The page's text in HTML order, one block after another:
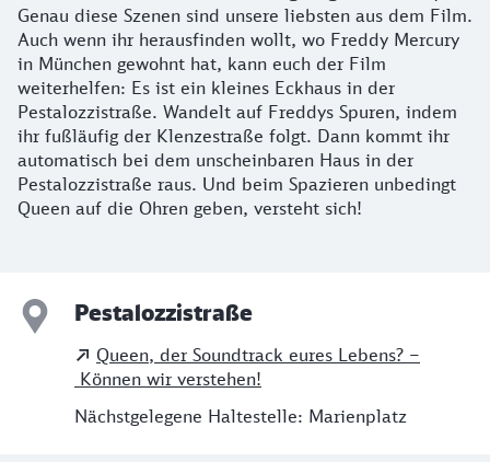
Genau diese Szenen sind unsere liebsten aus dem Film.
Auch wenn ihr herausfinden wollt, wo Freddy Mercury
in München gewohnt hat, kann euch der Film
weiterhelfen: Es ist ein kleines Eckhaus in der
Pestalozzistraße. Wandelt auf Freddys Spuren, indem
ihr fußläufig der Klenzestraße folgt. Dann kommt ihr
automatisch bei dem unscheinbaren Haus in der
Pestalozzistraße raus. Und beim Spazieren unbedingt
Queen auf die Ohren geben, versteht sich!
Pestalozzistraße
Queen, der Soundtrack eures Lebens? –
Können wir verstehen!
Nächstgelegene Haltestelle: Marienplatz